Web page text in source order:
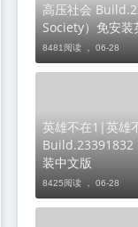
高压社会
Society）免安装
8481阅读 ， 06-28
英雄不在1|英雄
Build.23391832
装中文版
8425阅读 ， 06-28